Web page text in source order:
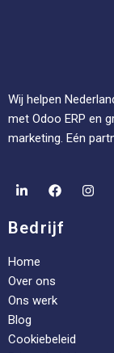
Wij helpen
met Odoo ERP en
marketing. Eén
Bedrijf
Home
Over ons
Ons werk
Blog
Cookiebeleid